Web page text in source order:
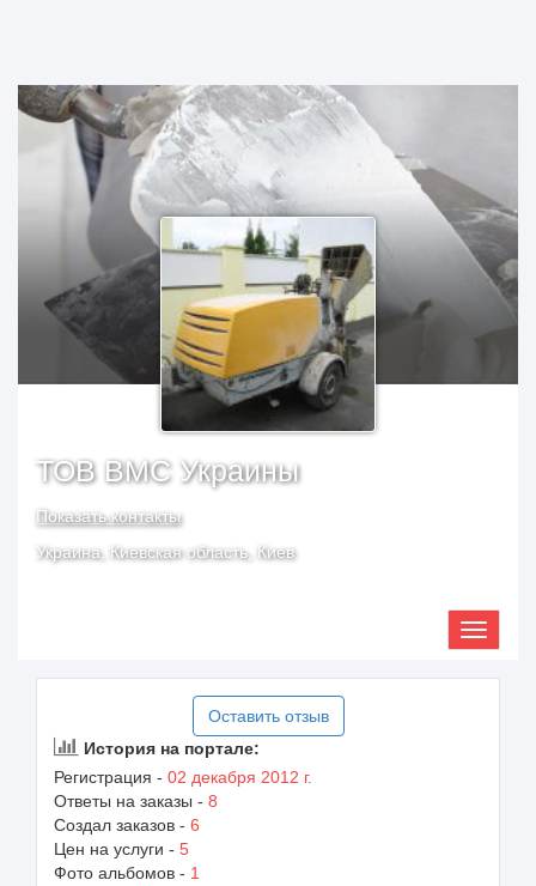
ТОВ ВМС Украины
Показать контакты
Украина, Киевская область, Киев
Оставить отзыв
История на портале:
Регистрация - 02 декабря 2012 г.
Ответы на заказы - 8
Создал заказов - 6
Цен на услуги - 5
Фото альбомов - 1